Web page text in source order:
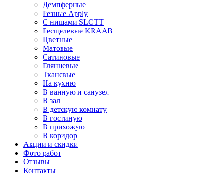
Демпферные
Резные Apply
С нишами SLOTT
Бесщелевые KRAAB
Цветные
Матовые
Сатиновые
Глянцевые
Тканевые
На кухню
В ванную и санузел
В зал
В детскую комнату
В гостиную
В прихожую
В коридор
Акции и скидки
Фото работ
Отзывы
Контакты